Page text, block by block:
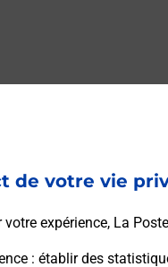
de votre vie
expérience, La
: établir des